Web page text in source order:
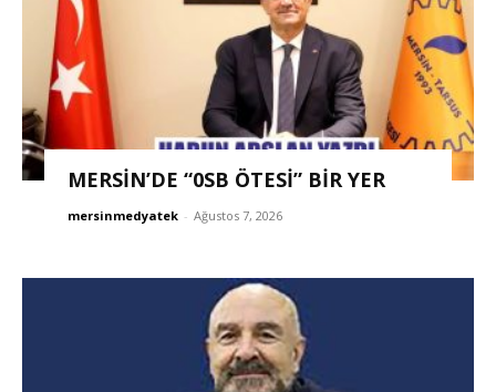
MERSİN’DE “0SB ÖTESİ” BİR YER
mersinmedyatek - Ağustos 7, 2026